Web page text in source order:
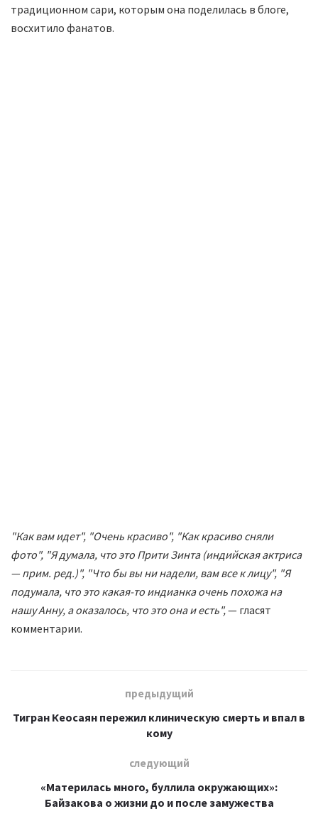
традиционном сари, которым она поделилась в блоге,
восхитило фанатов.
"Как вам идет", "Очень красиво", "Как красиво сняли
фото", "Я думала, что это Прити Зинта (индийская актриса
— прим. ред.)", "Что бы вы ни надели, вам все к лицу", "Я
подумала, что это какая-то индианка очень похожа на
нашу Анну, а оказалось, что это она и есть",— гласят
комментарии.
предыдущий
Тигран Кеосаян пережил клиническую смерть и впал в
кому
следующий
«Материлась много, буллила окружающих»:
Байзакова о жизни до и после замужества